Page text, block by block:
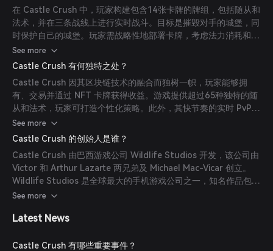
在 Castle Crush 中，玩家构建包含14张卡牌的牌组，包括随从和
法术，并在三条战线上进行实时战斗。目标是摧毁对手的城堡，同
时保护自己的城堡。玩家需战略性地部署卡牌，考虑法力消耗和卡
牌技能，以巧妙地战胜对手。(
See more
Castle Crush 有何独特之处？
Castle Crush 因其区块链技术的融合而独树一帜，玩家能够拥
有、交易并通过 NFT 卡牌获得收益。游戏提供超过65种独特的随
从和法术，玩家可打造个性化策略。此外，其快节奏的实时 PvP
战斗为玩家提供了刺激的体验。(
See more
Castle Crush 的创始人是谁？
Castle Crush 由巴西游戏公司 Wildlife Studios 开发，该公司由
Victor 和 Arthur Lazarte 两兄弟及 Michael Mac-Vicar 创立。
Wildlife Studios 是全球最大的手机游戏公司之一，知名作品包括
《狙击手3D》和《网球冲击》。(
See more
Latest News
Castle Crush 有哪些重要事件？